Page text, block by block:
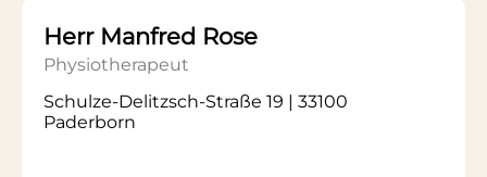
Herr Manfred Rose
Physiotherapeut
Schulze-Delitzsch-Straße 19 | 33100
Paderborn